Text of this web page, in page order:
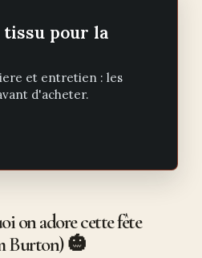
pour la
et entretien : les
d'acheter.
on adore cette fête
Burton) 🎃